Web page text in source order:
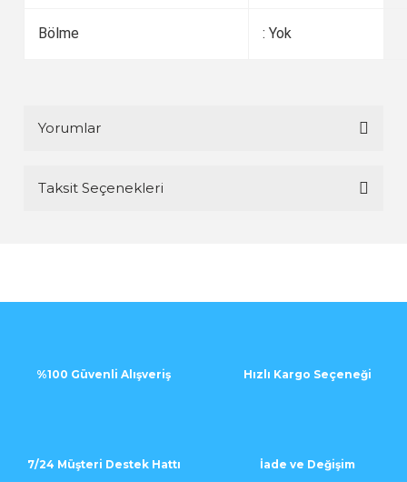
Bölme : Yok
Yorumlar
Bu ürüne ilk yorumu siz yapın!
Taksit Seçenekleri
%100 Güvenli Alışveriş Hızlı Kargo Seçeneği
7/24 Müşteri Destek Hattı İade ve Değişim